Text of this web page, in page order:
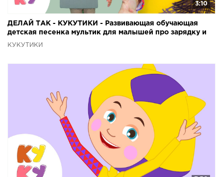
3:10
ДЕЛАЙ ТАК - КУКУТИКИ - Развивающая обучающая
детская песенка мультик для малышей про зарядку и
звуки
КУКУТИКИ